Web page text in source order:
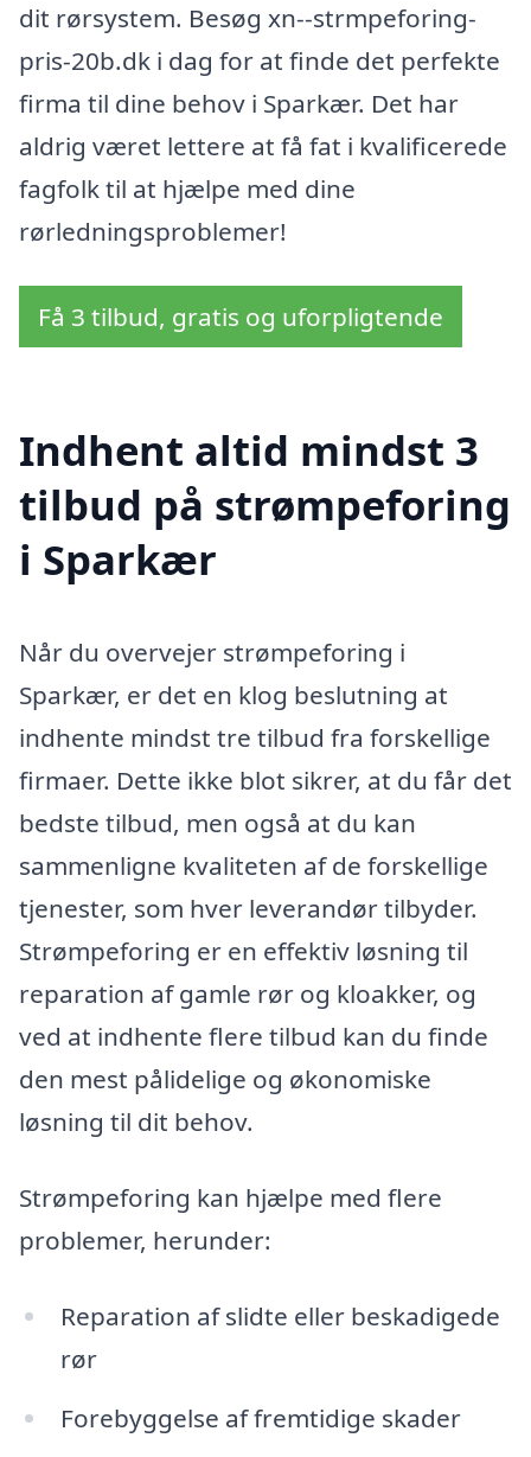
dit rørsystem. Besøg xn--strmpeforing-
pris-20b.dk i dag for at finde det perfekte
firma til dine behov i Sparkær. Det har
aldrig været lettere at få fat i kvalificerede
fagfolk til at hjælpe med dine
rørledningsproblemer!
Få 3 tilbud, gratis og uforpligtende
Indhent altid mindst 3
tilbud på strømpeforing
i Sparkær
Når du overvejer strømpeforing i
Sparkær, er det en klog beslutning at
indhente mindst tre tilbud fra forskellige
firmaer. Dette ikke blot sikrer, at du får det
bedste tilbud, men også at du kan
sammenligne kvaliteten af de forskellige
tjenester, som hver leverandør tilbyder.
Strømpeforing er en effektiv løsning til
reparation af gamle rør og kloakker, og
ved at indhente flere tilbud kan du finde
den mest pålidelige og økonomiske
løsning til dit behov.
Strømpeforing kan hjælpe med flere
problemer, herunder:
Reparation af slidte eller beskadigede
rør
Forebyggelse af fremtidige skader